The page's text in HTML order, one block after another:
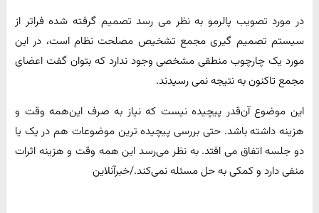
در مورد تصویب پالرمو به نظر می رسد تصمیم گرفته شده فراتر از
سیستم تصمیم گیری مجمع تشخیص مصلحت نظام است، در این
مورد یک چارچوب منطقی مشخصی وجود ندارد که بتوان گفت اعضای
مجمع تاکنون به نتیجه نمی رسیدند.
این موضوع آن‌قدر پیچیده نیست که نیاز به صرف این‌همه وقت و
هزینه داشته باشد. حتی بررسی پیچیده ترین موضوعات هم در یک یا
دو جلسه اتفاق می افتد. به نظر می‌رسد این همه وقت و هزینه اثرات
منفی دارد و کمکی به حل مسئله نمی‌کند./خبرآنلاین